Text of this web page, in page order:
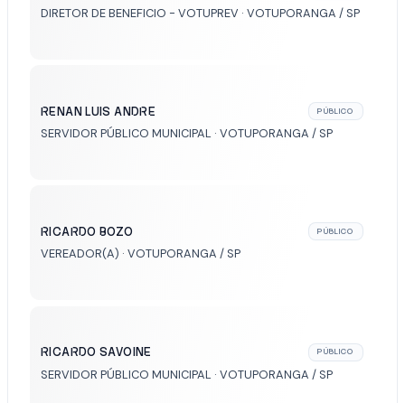
DIRETOR DE BENEFICIO - VOTUPREV · VOTUPORANGA / SP
RENAN LUIS ANDRE PÚBLICO
SERVIDOR PÚBLICO MUNICIPAL · VOTUPORANGA / SP
RICARDO BOZO PÚBLICO
VEREADOR(A) · VOTUPORANGA / SP
RICARDO SAVOINE PÚBLICO
SERVIDOR PÚBLICO MUNICIPAL · VOTUPORANGA / SP